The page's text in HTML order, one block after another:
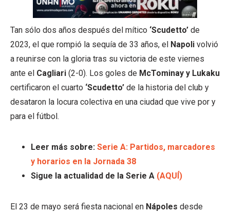
Tan sólo dos años después del mítico ‘Scudetto’ de
2023, el que rompió la sequía de 33 años, el Napoli volvió
a reunirse con la gloria tras su victoria de este viernes
ante el Cagliari (2-0). Los goles de McTominay y Lukaku
certificaron el cuarto ‘Scudetto’ de la historia del club y
desataron la locura colectiva en una ciudad que vive por y
para el fútbol.
Leer más sobre: Serie A: Partidos, marcadores
y horarios en la Jornada 38
Sigue la actualidad de la Serie A (AQUÍ)
El 23 de mayo será fiesta nacional en Nápoles desde